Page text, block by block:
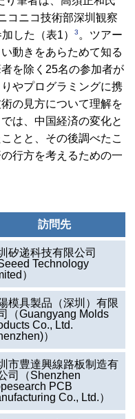
コニコ技術部深圳観察
した（表1）
3 。ツアー
動きをあらためて知る
を除く25名の参加者が
やプログラミングに携
の見方について理解を
は、中国経済の変化と
とと、その後調べたこ
行方を考えるための一
訪問先
矽递科技有限公司
Technology
）
模具製品（深圳）有限
（Guangyang Molds
Co., Ltd.
）
市豊達興線路板制造有
司（Shenzhen
PCB
Co., Ltd.）